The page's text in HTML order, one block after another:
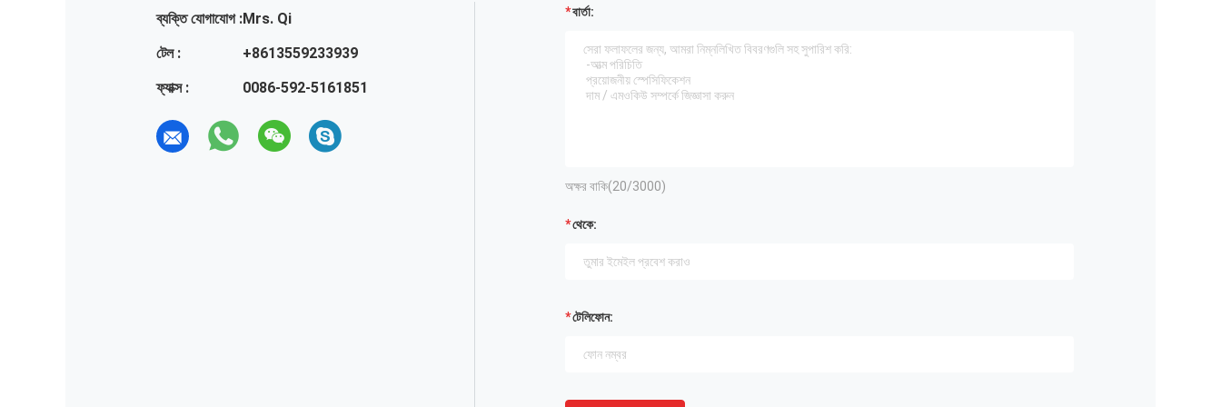
ব্যক্তি যোগাযোগ :Mrs. Qi
টেল :
+8613559233939
ফ্যাক্স :
0086-592-5161851
বার্তা:
অক্ষর বাকি(20/3000)
থেকে:
টেলিফোন: